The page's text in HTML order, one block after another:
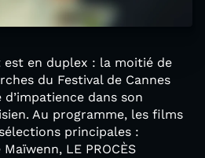
est en duplex : la moitié de
du Festival de Cannes
dans son
Au programme, les films
principales :
Maïwenn, LE PROCÈS